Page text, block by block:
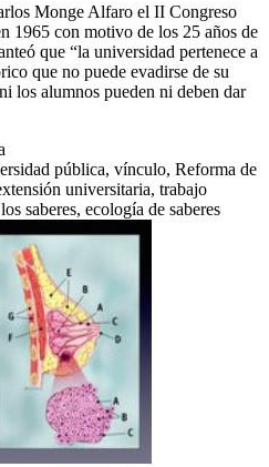
Monge Alfaro el II Congreso
1965 con motivo de los 25 años de
que “la universidad pertenece a
que no puede evadirse de su
los alumnos pueden ni deben dar
pública, vínculo, Reforma de
universitaria, trabajo
saberes, ecología de saberes